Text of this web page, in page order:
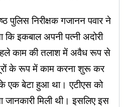
पुलिस निरीक्षक गजानन पवार ने
कि इकबाल अपनी पत्नी अदोरी
काम की तलाश में अवैध रूप से
के रूप में काम करना शुरू कर
एक बेटा हुआ था। एटीएस को
जानकारी मिली थी। इसलिए इस